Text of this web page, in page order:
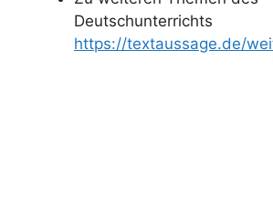
Deutschunterrichts
https://textaussage.de/